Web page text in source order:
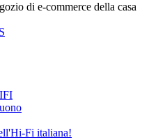
di e-commerce della casa
Fi italiana!